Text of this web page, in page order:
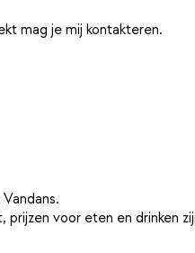
mag je mij kontakteren.
voor eten en drinken